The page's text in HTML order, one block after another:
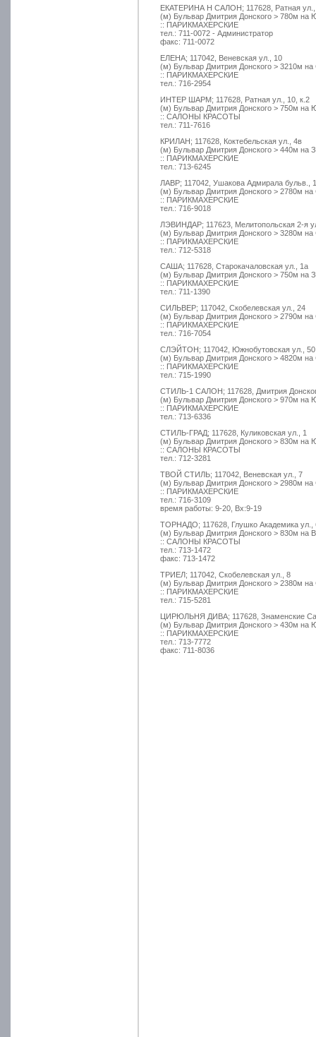
ЕКАТЕРИНА Н САЛОН; 117628, Ратная ул.,
(м) Бульвар Дмитрия Донского > 780м на
:: ПАРИКМАХЕРСКИЕ
тел.: 711-0072 - Администратор
факс: 711-0072
ЕЛЕНА; 117042, Веневская ул., 10
(м) Бульвар Дмитрия Донского > 3210м
:: ПАРИКМАХЕРСКИЕ
тел.: 716-2954
ИНТЕР ШАРМ; 117628, Ратная ул., 10, к.2
(м) Бульвар Дмитрия Донского > 750м на
:: САЛОНЫ КРАСОТЫ
тел.: 711-7616
КРИЛАН; 117628, Коктебельская ул., 4в
(м) Бульвар Дмитрия Донского > 440м на З
:: ПАРИКМАХЕРСКИЕ
тел.: 713-6245
ЛАВР; 117042, Ушакова Адмирала бульв.,
(м) Бульвар Дмитрия Донского > 2780м
:: ПАРИКМАХЕРСКИЕ
тел.: 716-9018
ЛЭВИНДАР; 117623, Мелитопольская 2-я
(м) Бульвар Дмитрия Донского > 3280м на
:: ПАРИКМАХЕРСКИЕ
тел.: 712-5318
САША; 117628, Старокачаловская ул., 1а
(м) Бульвар Дмитрия Донского > 750м на З
:: ПАРИКМАХЕРСКИЕ
тел.: 711-1390
СИЛЬВЕР; 117042, Скобелевская ул., 24
(м) Бульвар Дмитрия Донского > 2790м
:: ПАРИКМАХЕРСКИЕ
тел.: 716-7054
СЛЭЙТОН; 117042, Южнобутовская ул., 50
(м) Бульвар Дмитрия Донского > 4820м
:: ПАРИКМАХЕРСКИЕ
тел.: 715-1990
СТИЛЬ-1 САЛОН; 117628, Дмитрия
(м) Бульвар Дмитрия Донского > 970м на
:: ПАРИКМАХЕРСКИЕ
тел.: 713-6336
СТИЛЬ-ГРАД; 117628, Куликовская ул., 1
(м) Бульвар Дмитрия Донского > 830м на
:: САЛОНЫ КРАСОТЫ
тел.: 712-3281
ТВОЙ СТИЛЬ; 117042, Веневская ул., 7
(м) Бульвар Дмитрия Донского > 2980м
:: ПАРИКМАХЕРСКИЕ
тел.: 716-3109
время работы: 9-20, Вх:9-19
ТОРНАДО; 117628, Глушко Академика ул.,
(м) Бульвар Дмитрия Донского > 830м на В
:: САЛОНЫ КРАСОТЫ
тел.: 713-1472
факс: 713-1472
ТРИЕЛ; 117042, Скобелевская ул., 8
(м) Бульвар Дмитрия Донского > 2380м
:: ПАРИКМАХЕРСКИЕ
тел.: 715-5281
ЦИРЮЛЬНЯ ДИВА; 117628, Знаменские
(м) Бульвар Дмитрия Донского > 430м на
:: ПАРИКМАХЕРСКИЕ
тел.: 713-7772
факс: 711-8036